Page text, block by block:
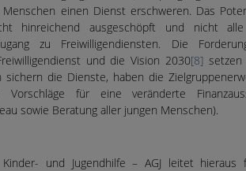
einen Dienst erschweren. Das
hinreichend ausgeschöpft und nicht
zu Freiwilligendiensten. Die
und die Vision 2030[8]
sichern die Dienste, haben die
für eine veränderte
sowie Beratung aller jungen Menschen).
und Jugendhilfe – AGJ leitet hieraus